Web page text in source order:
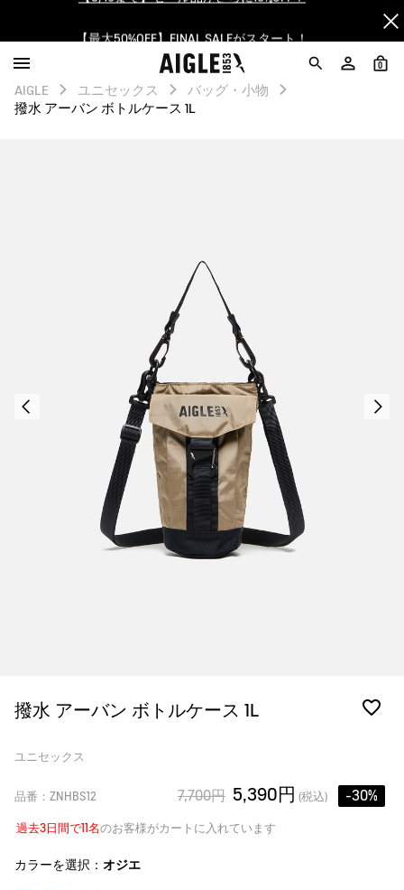
ログイン/会員登録で送料＆返品無料
AIGLE CLUB ポイントサービス終了のお知らせ
AIGLE CLUB ポイントサービス終了のお知らせ
0
AIGLE ユニセックス
バッグ・小物
撥水 アーバン ボトルケース 1L
撥水 アーバン ボトルケース 1L
ユニセックス
品番：ZNHBS12 7,700円 5,390円 (税込) -30%
過去3日間で11名のお客様がカートに入れています
カラーを選択： オジエ